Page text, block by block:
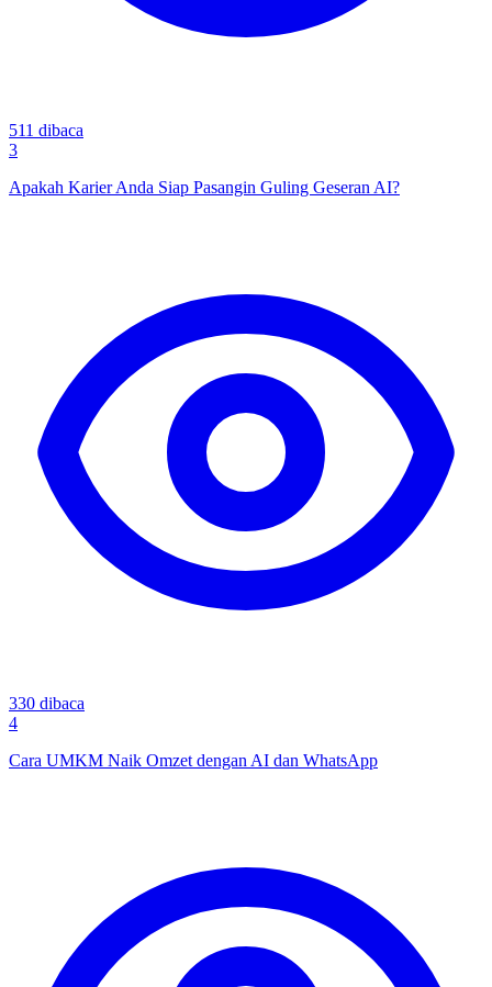
511 dibaca
3
Apakah Karier Anda Siap Pasangin Guling Geseran AI?
330 dibaca
4
Cara UMKM Naik Omzet dengan AI dan WhatsApp